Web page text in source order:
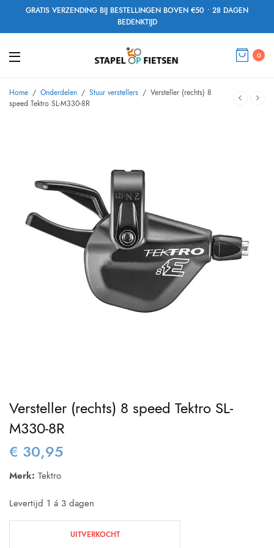
GRATIS VERZENDING BIJ BESTELLINGEN BOVEN €50 • 28 DAGEN
BEDENKTIJD
0
Home / Onderdelen / Stuur verstellers / Versteller (rechts) 8
speed Tektro SL-M330-8R
Versteller (rechts) 8 speed Tektro SL-
M330-8R
€ 30,95
Merk: Tektro
Levertijd 1 á 3 dagen
UITVERKOCHT